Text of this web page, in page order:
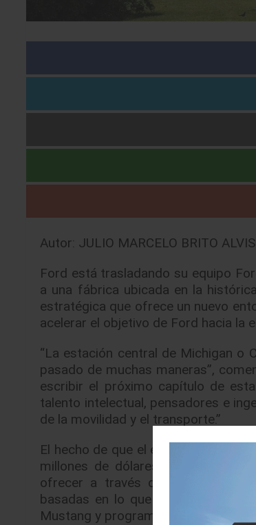
Autor: JULIO MARCELO BRITO
Ford está trasladando su equipo
a una fábrica ubicada en la
estratégica que ofrece un nuevo
acelerar el objetivo de Ford hacia la
“La estación central de Michigan o
pasado de muchas maneras”,
escribir el próximo capítulo de
talento intelectual, pensadores e
de la movilidad y el transporte.”
El hecho de que el equipo de Ford
millones de dólares anunciada a
ofrecer a través de los vehículos
basadas en lo que la gente
Mustang y programada para 2020.